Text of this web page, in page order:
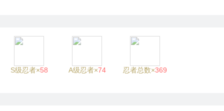
S级忍者×58 A级忍者×74 忍者总数×369